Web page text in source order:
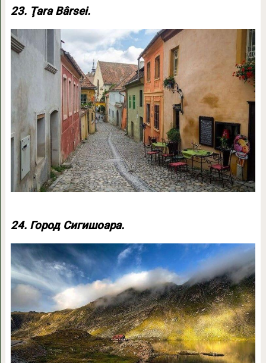
23. Ţara Bârsei.
24. Город Сигишоара.